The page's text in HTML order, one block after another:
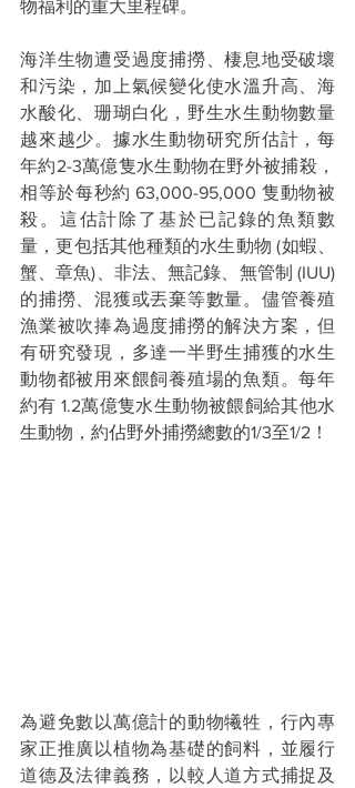
物福利的重大里程碑。
海洋生物遭受過度捕撈、棲息地受破壞
和污染，加上氣候變化使水溫升高、海
水酸化、珊瑚白化，野生水生動物數量
越來越少。據水生動物研究所估計，每
年約2-3萬億隻水生動物在野外被捕殺，
相等於每秒約 63,000-95,000 隻動物被
殺。這估計除了基於已記錄的魚類數
量，更包括其他種類的水生動物 (如蝦、
蟹、章魚)、非法、無記錄、無管制 (IUU)
的捕撈、混獲或丟棄等數量。儘管養殖
漁業被吹捧為過度捕撈的解決方案，但
有研究發現，多達一半野生捕獲的水生
動物都被用來餵飼養殖場的魚類。每年
約有 1.2萬億隻水生動物被餵飼給其他水
生動物，約佔野外捕撈總數的1/3至1/2！
為避免數以萬億計的動物犧牲，行內專
家正推廣以植物為基礎的飼料，並履行
道德及法律義務，以較人道方式捕捉及